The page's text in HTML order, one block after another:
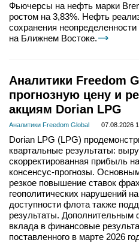
Фьючерсы на нефть марки
ростом на 3,83%. Нефть
сохранения
на Ближнем Востоке.
Аналитики Freedom
прогнозную цену и
акциям Dorian LPG
Аналитики Freedom Global 07.08.2026
Dorian LPG (LPG)
квартальные результаты:
скорректированная прибыль
консенсус-прогнозы.
резкое повышение ставок
геополитических нарушений
доступности флота также
результаты. Дополнительным
вклада в финансовые
поставленного в марте 2026